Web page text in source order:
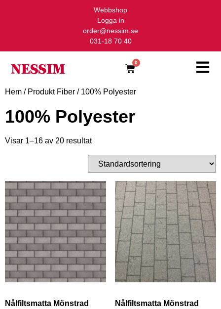
Webbshop
Logga in
order@nessim.se
031-18 70 40
0
Hem / Produkt Fiber / 100% Polyester
100% Polyester
Visar 1–16 av 20 resultat
Nålfiltsmatta Mönstrad Nålfiltsmatta Mönstrad